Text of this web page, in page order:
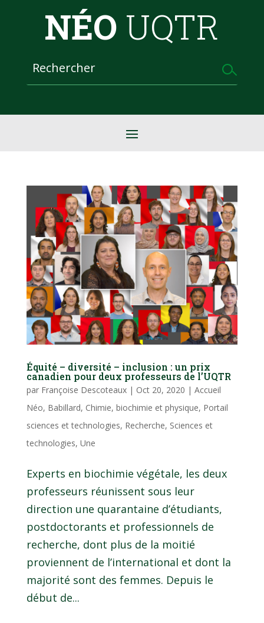
NÉO UQTR
Équité – diversité – inclusion : un prix
canadien pour deux professeurs de l’UQTR
par Françoise Descoteaux| Oct 20, 2020 | Accueil
Néo, Babillard, Chimie, biochimie et physique, Portail
sciences et technologies, Recherche, Sciences et
technologies, Une
Experts en biochimie végétale, les deux
professeurs réunissent sous leur
direction une quarantaine d’étudiants,
postdoctorants et professionnels de
recherche, dont plus de la moitié
proviennent de l’international et dont la
majorité sont des femmes. Depuis le
début de...